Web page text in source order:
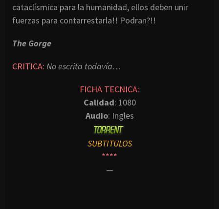
cataclísmica para la humanidad, ellos deben unir
fuerzas para contarrestarla!! Podran?!!
The Gorge
CRITICA: No escrita todavía…
FICHA TECNICA:
Calidad: 1080
Audio: Ingles
SUBTITULOS
****
—